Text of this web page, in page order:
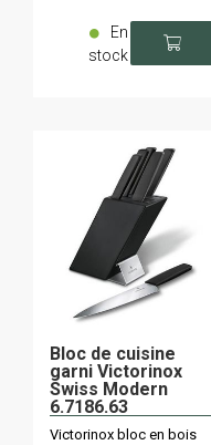
En
stock
Bloc de cuisine
garni Victorinox
Swiss Modern
6.7186.63
Victorinox bloc en bois